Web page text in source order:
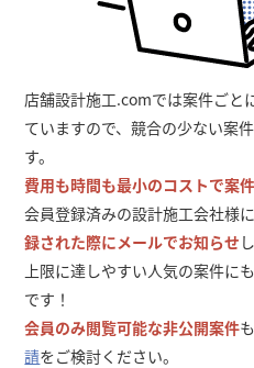
店舗設計施工.comでは案件ごと
ていますので、競合の少ない案
す。
費用も時間も最小のコストで案
会員登録済みの設計施工会社様
録された際にメールでお知らせ
上限に達しやすい人気の案件に
です！
会員のみ閲覧可能な非公開案件
請をご検討ください。